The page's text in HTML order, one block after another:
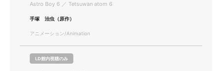
Astro Boy 6 ／ Tetsuwan atom 6
手塚 治虫（原作）
アニメーション/Animation
LD館内視聴のみ